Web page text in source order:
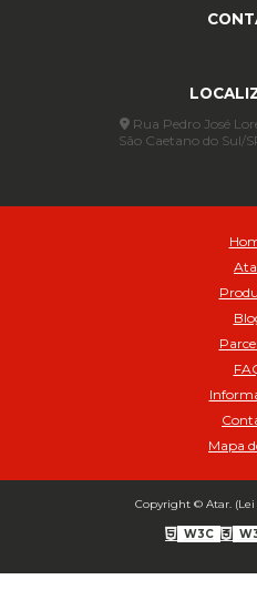
Anel para Vedação OR 451 - Cod
Assentador de Talão Pneu sem
Automático para compressor 125 a
Avental de Raspa sem Emenda
Balanceamento automatico SBBA
Balanceamento Automático SBBA
Balanceamento Automático
BICO INF DUPLO LONGO CURVO
Bico Inflador Duplo 300 mm - Cod
Bico Inflador Duplo 825 L Schweers
Bico Inflador Duplo sem Retenção
Rua Pedro José
São Caetano do Sul/
Mapa
Copyright © Atar. (Lei
W3C